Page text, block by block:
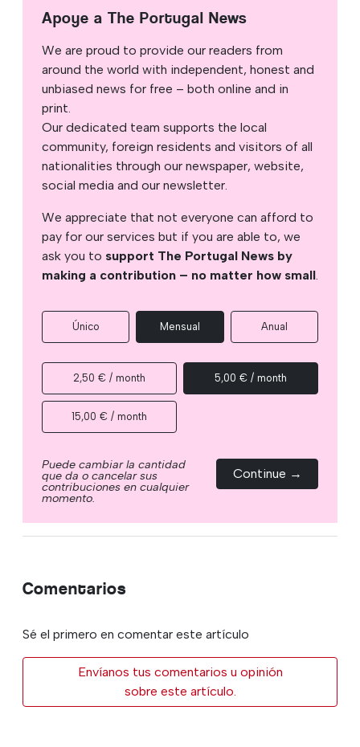
Apoye a The Portugal News
We are proud to provide our readers from
around the world with independent, honest and
unbiased news for free – both online and in
print.
Our dedicated team supports the local
community, foreign residents and visitors of all
nationalities through our newspaper, website,
social media and our newsletter.
We appreciate that not everyone can afford to
pay for our services but if you are able to, we
ask you to support The Portugal News by
making a contribution – no matter how small.
Único Mensual Anual
2,50 € / month 5,00 € / month
15,00 € / month
Puede cambiar la cantidad
que da o cancelar sus
contribuciones en cualquier
momento.
Continue →
Comentarios
Sé el primero en comentar este artículo
Envíanos tus comentarios u opinión
sobre este artículo.